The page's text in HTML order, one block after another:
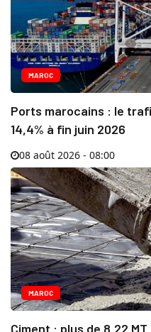
MAROC
Ports marocains : le
14,4% à fin juin 2026
08 août 2026 - 08:00
MAROC
Ciment : plus de 8,22